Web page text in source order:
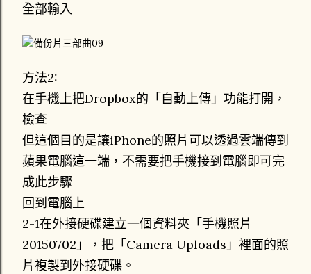
全部輸入
方法2:
在手機上把Dropbox的「自動上傳」功能打開，
檢查
但這個目的是讓iPhone的照片可以透過雲端傳到
蘋果電腦這一端，不需要把手機接到電腦即可完
成此步驟
回到電腦上
2-1在外接硬碟建立一個資料夾「手機照片
20150702」，把「Camera Uploads」裡面的照
片複製到外接硬碟。